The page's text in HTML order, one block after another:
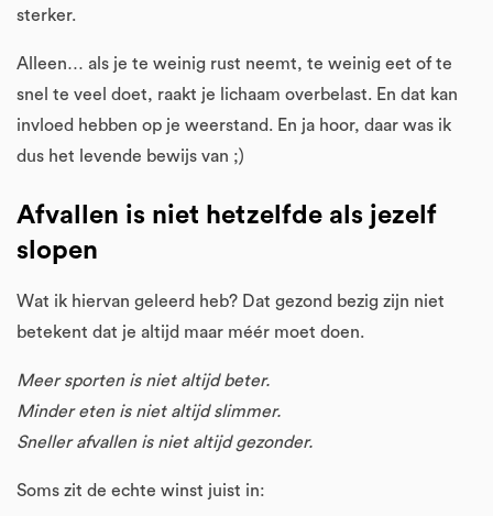
sterker.
Alleen… als je te weinig rust neemt, te weinig eet of te
snel te veel doet, raakt je lichaam overbelast. En dat kan
invloed hebben op je weerstand. En ja hoor, daar was ik
dus het levende bewijs van ;)
Afvallen is niet hetzelfde als jezelf
slopen
Wat ik hiervan geleerd heb? Dat gezond bezig zijn niet
betekent dat je altijd maar méér moet doen.
Meer sporten is niet altijd beter.
Minder eten is niet altijd slimmer.
Sneller afvallen is niet altijd gezonder.
Soms zit de echte winst juist in: